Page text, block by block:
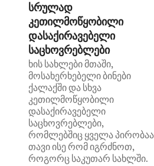
სრულად
კეთილმოწყობილი
დასაქირავებელი
საცხოვრებლები
ხის სახლები მთაში,
მოსახერხებელი ბინები
ქალაქში და სხვა
კეთილმოწყობილი
დასაქირავებელი
საცხოვრებლები,
რომლებშიც ყველა
თავი ისე რომ იგრძნოთ,
როგორც საკუთარ სახლში.